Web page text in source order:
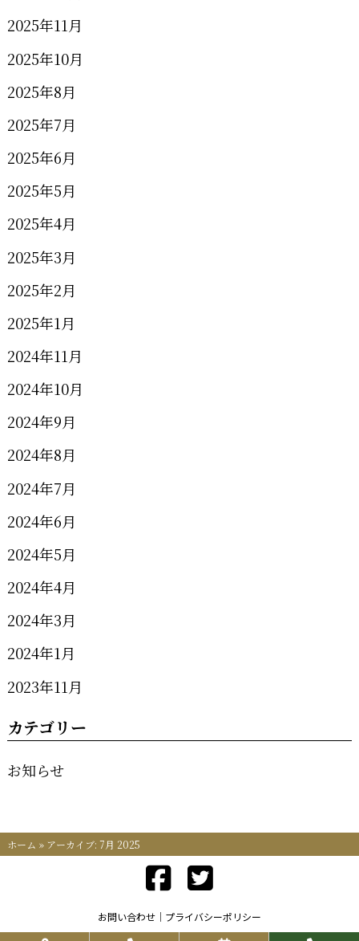
2025年11月
2025年10月
2025年8月
2025年7月
2025年6月
2025年5月
2025年4月
2025年3月
2025年2月
2025年1月
2024年11月
2024年10月
2024年9月
2024年8月
2024年7月
2024年6月
2024年5月
2024年4月
2024年3月
2024年1月
2023年11月
カテゴリー
お知らせ
ホーム » アーカイブ: 7月 2025
お問い合わせ プライバシーポリシー